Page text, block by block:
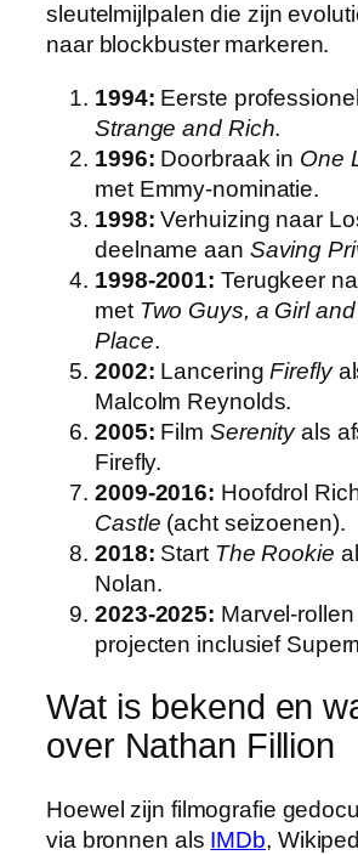
sleutelmijlpalen die zijn
naar blockbuster markeren.
1994: Eerste
Strange and Rich.
1996: Doorbraak in One
met Emmy-nominatie.
1998: Verhuizing naar
deelname aan Saving
1998-2001: Terugkeer
met Two Guys, a Girl
Place.
2002: LanceringFirefly
Malcolm Reynolds.
2005: Film Serenityals
Firefly.
2009-2016: Hoofdrol
Castle (acht seizoenen).
2018: Start The Rookie
Nolan.
2023-2025: Marvel-
projecten inclusief
Wat is bekend en
over Nathan Fillion
Hoewel zijn filmografie
via bronnen als IMDb,